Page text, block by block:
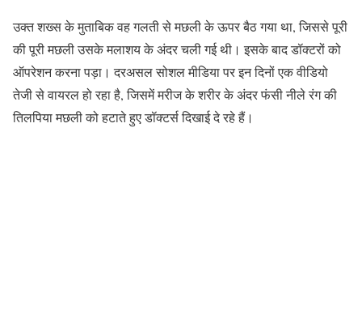
उक्त शख्स के मुताबिक वह गलती से मछली के ऊपर बैठ गया था, जिससे पूरी
की पूरी मछली उसके मलाशय के अंदर चली गई थी। इसके बाद डॉक्टरों को
ऑपरेशन करना पड़ा। दरअसल सोशल मीडिया पर इन दिनों एक वीडियो
तेजी से वायरल हो रहा है, जिसमें मरीज के शरीर के अंदर फंसी नीले रंग की
तिलपिया मछली को हटाते हुए डॉक्टर्स दिखाई दे रहे हैं।